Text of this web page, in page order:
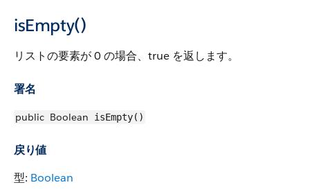
isEmpty()
リストの要素が 0 の場合、true を返します。
署名
public Boolean isEmpty()
戻り値
型: Boolean